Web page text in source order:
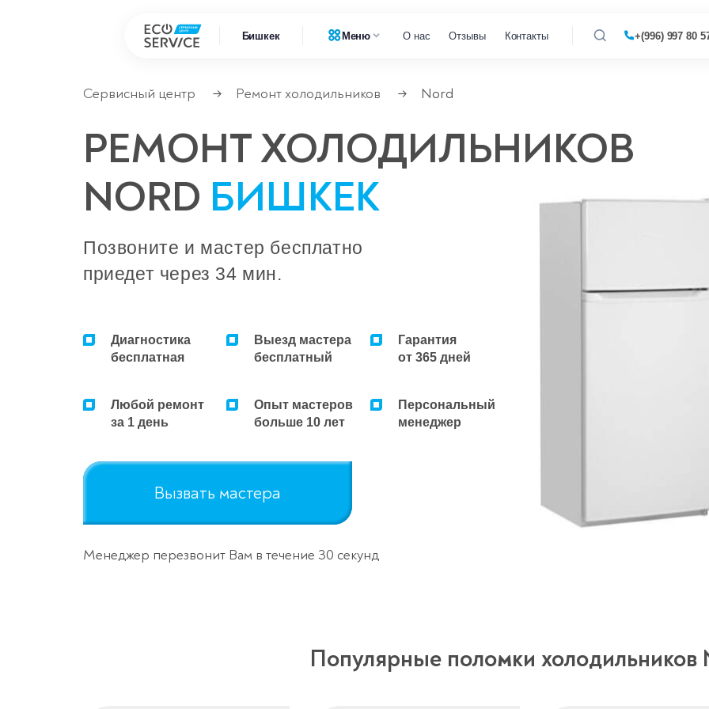
Бишкек Меню О нас Отзывы Контакты +(996) 997 80
Ремонт компьютерной техники
Ремонт крупно бытовой техники
Ремонт кондиционеров
Сервисный центр → Ремонт холодильников → Nord
РЕМОНТ ХОЛОДИЛЬНИКОВ
NORD БИШКЕК
Позвоните и мастер бесплатно
приедет через 34 мин.
Диагностика
бесплатная
Выезд мастера
бесплатный
Гарантия
от 365 дней
Любой ремонт
за 1 день
Опыт мастеров
больше 10 лет
Персональный
менеджер
Вызвать мастера
Менеджер перезвонит Вам в течение 30 секунд
Популярные поломки холодильников